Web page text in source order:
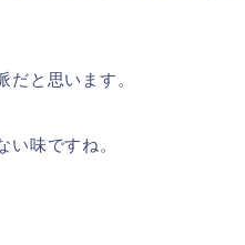
と思います。
味ですね。